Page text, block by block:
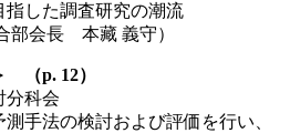
指した調査研究の潮流
部会長 本藏 義守）
（p. 12）
分科会
手法の検討および評価を行い、